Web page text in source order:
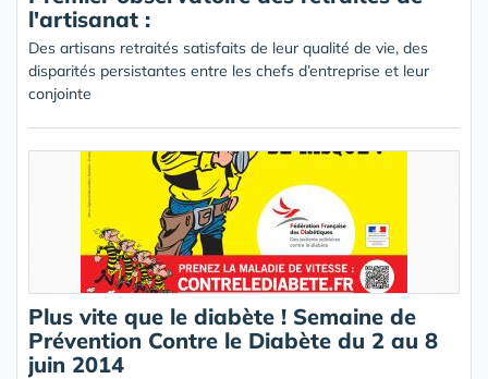
l'artisanat :
Des artisans retraités satisfaits de leur qualité de vie, des
disparités persistantes entre les chefs d’entreprise et leur
conjointe
Plus vite que le diabète ! Semaine de
Prévention Contre le Diabète du 2 au 8
juin 2014